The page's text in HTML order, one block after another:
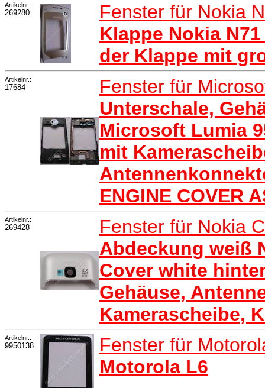
Artikelnr.:
269280
Fenster für Nokia
Klappe Nokia
der Klappe mit
Artikelnr.:
17684
Fenster für
Unterschale,
Microsoft Lumia
mit
ENGINE COVER
Artikelnr.:
269428
Fenster für Nokia
Abdeckung weiß
Cover white
Gehäuse,
Kamerascheibe,
Artikelnr.:
9950138
Fenster für
Motorola L6